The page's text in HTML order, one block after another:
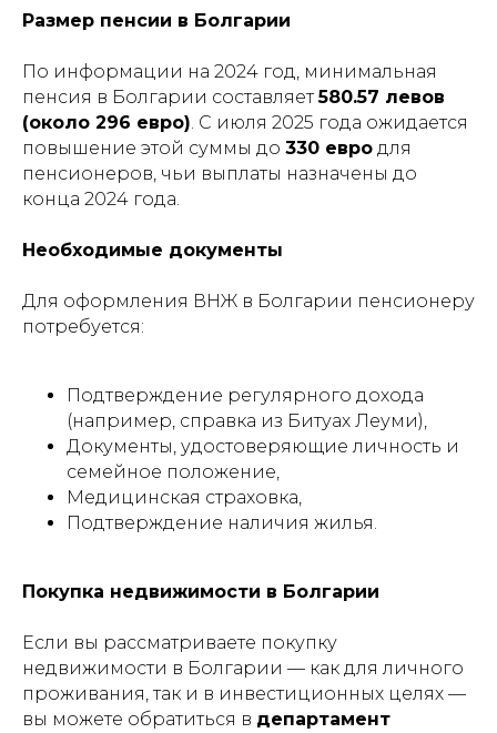
Размер пенсии в Болгарии
По информации на 2024 год, минимальная
пенсия в Болгарии составляет580.57 левов
(около 296 евро). С июля 2025 года ожидается
повышение этой суммы до 330 евро для
пенсионеров, чьи выплаты назначены до
конца 2024 года.
Необходимые документы
Для оформления ВНЖ в Болгарии пенсионеру
потребуется:
Подтверждение регулярного дохода
(например, справка из Битуах Леуми),
Документы, удостоверяющие личность и
семейное положение,
Медицинская страховка,
Подтверждение наличия жилья.
Покупка недвижимости в Болгарии
Если вы рассматриваете покупку
недвижимости в Болгарии — как для личного
проживания, так и в инвестиционных целях —
вы можете обратиться в департамент